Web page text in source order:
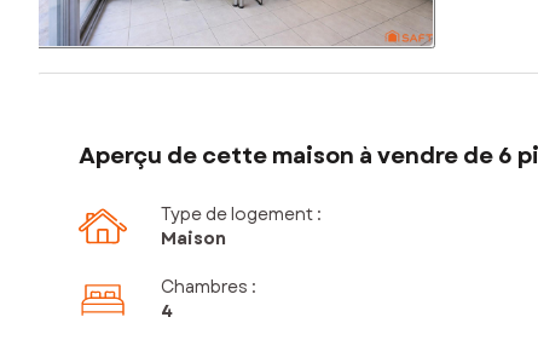
Aperçu de cette maison à vendre de 6
Type de logement :
Maison
Chambres :
4